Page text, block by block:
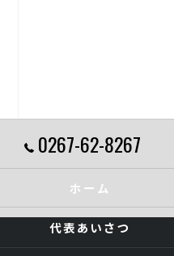
0267-62-8267
ホーム
代表あいさつ